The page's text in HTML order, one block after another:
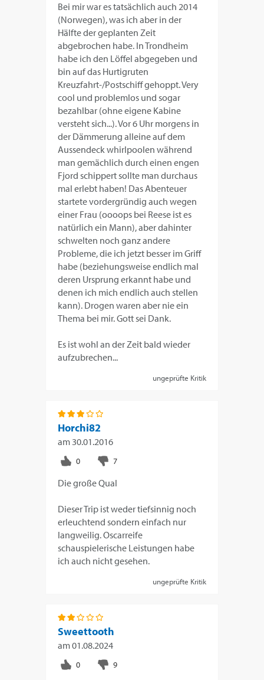
Bei mir war es tatsächlich auch 2014
(Norwegen), was ich aber in der
Hälfte der geplanten Zeit
abgebrochen habe. In Trondheim
habe ich den Löffel abgegeben und
bin auf das Hurtigruten
Kreuzfahrt-/Postschiff gehoppt. Very
cool und problemlos und sogar
bezahlbar (ohne eigene Kabine
versteht sich...). Vor 6 Uhr morgens in
der Dämmerung alleine auf dem
Aussendeck whirlpoolen während
man gemächlich durch einen engen
Fjord schippert sollte man durchaus
mal erlebt haben! Das Abenteuer
startete vordergründig auch wegen
einer Frau (oooops bei Reese ist es
natürlich ein Mann), aber dahinter
schwelten noch ganz andere
Probleme, die ich jetzt besser im Griff
habe (beziehungsweise endlich mal
deren Ursprung erkannt habe und
denen ich mich endlich auch stellen
kann). Drogen waren aber nie ein
Thema bei mir. Gott sei Dank.
Es ist wohl an der Zeit bald wieder
aufzubrechen...
ungeprüfte Kritik
Horchi82
am 30.01.2016
Die große Qual
Dieser Trip ist weder tiefsinnig noch
erleuchtend sondern einfach nur
langweilig. Oscarreife
schauspielerische Leistungen habe
ich auch nicht gesehen.
ungeprüfte Kritik
Sweettooth
am01.08.2024